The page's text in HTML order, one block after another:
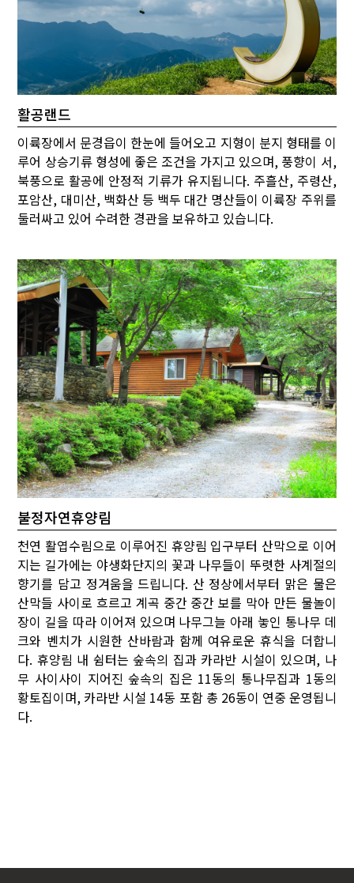
활공랜드
이륙장에서 문경읍이 한눈에 들어오고 지형이 분지 형태를 이
루어 상승기류 형성에 좋은 조건을 가지고 있으며, 풍향이 서,
북풍으로 활공에 안정적 기류가 유지됩니다. 주흘산, 주령산,
포암산, 대미산, 백화산 등 백두 대간 명산들이 이륙장 주위를
둘러싸고 있어 수려한 경관을 보유하고 있습니다.
불정자연휴양림
천연 활엽수림으로 이루어진 휴양림 입구부터 산막으로 이어
지는 길가에는 야생화단지의 꽃과 나무들이 뚜렷한 사계절의
향기를 담고 정겨움을 드립니다. 산 정상에서부터 맑은 물은
산막들 사이로 흐르고 계곡 중간 중간 보를 막아 만든 물놀이
장이 길을 따라 이어져 있으며 나무그늘 아래 놓인 통나무 데
크와 벤치가 시원한 산바람과 함께 여유로운 휴식을 더합니
다. 휴양림 내 쉼터는 숲속의 집과 카라반 시설이 있으며, 나
무 사이사이 지어진 숲속의 집은 11동의 통나무집과 1동의
황토집이며, 카라반 시설 14동 포함 총 26동이 연중 운영됩니
다.